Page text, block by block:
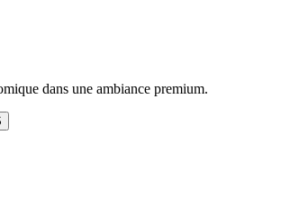
dans une ambiance premium.